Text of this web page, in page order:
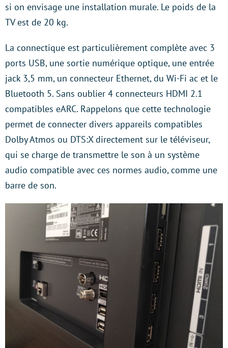
si on envisage une installation murale. Le poids de la
TV est de 20 kg.
La connectique est particulièrement complète avec 3
ports USB, une sortie numérique optique, une entrée
jack 3,5 mm, un connecteur Ethernet, du Wi-Fi ac et le
Bluetooth 5. Sans oublier 4 connecteurs HDMI 2.1
compatibles eARC. Rappelons que cette technologie
permet de connecter divers appareils compatibles
Dolby Atmos ou DTS:X directement sur le téléviseur,
qui se charge de transmettre le son à un système
audio compatible avec ces normes audio, comme une
barre de son.